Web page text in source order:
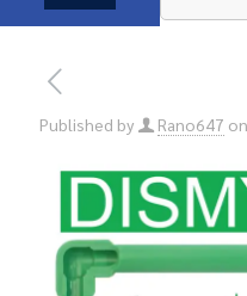
Published by Rano647 on